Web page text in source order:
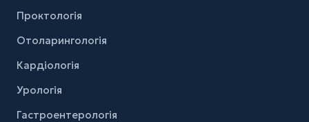
Проктологія
Отоларингологія
Кардіологія
Урологія
Гастроентерологія